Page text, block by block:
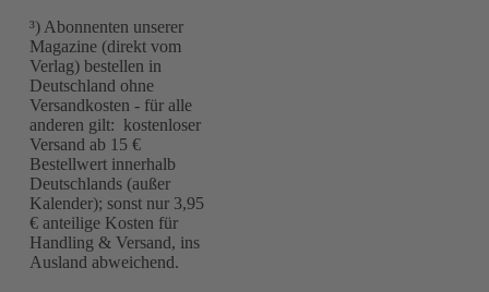
³) Abonnenten unserer
Magazine (direkt vom
Verlag) bestellen in
Deutschland ohne
Versandkosten - für alle
anderen gilt: kostenloser
Versand ab 15 €
Bestellwert innerhalb
Deutschlands (außer
Kalender); sonst nur 3,95
€ anteilige Kosten für
Handling & Versand, ins
Ausland abweichend.